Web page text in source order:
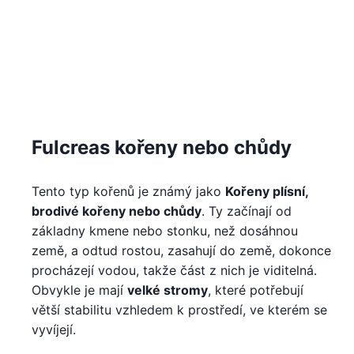
Fulcreas kořeny nebo chůdy
Tento typ kořenů je známý jako Kořeny plísní,
brodivé kořeny nebo chůdy. Ty začínají od
základny kmene nebo stonku, než dosáhnou
země, a odtud rostou, zasahují do země, dokonce
procházejí vodou, takže část z nich je viditelná.
Obvykle je mají velké stromy, které potřebují
větší stabilitu vzhledem k prostředí, ve kterém se
vyvíjejí.